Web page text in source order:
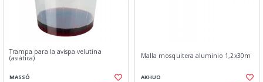
Trampa para la avispa velutina
(asiática)
MASSÓ
Malla mosquitera aluminio 1,2x30m
AKHUO